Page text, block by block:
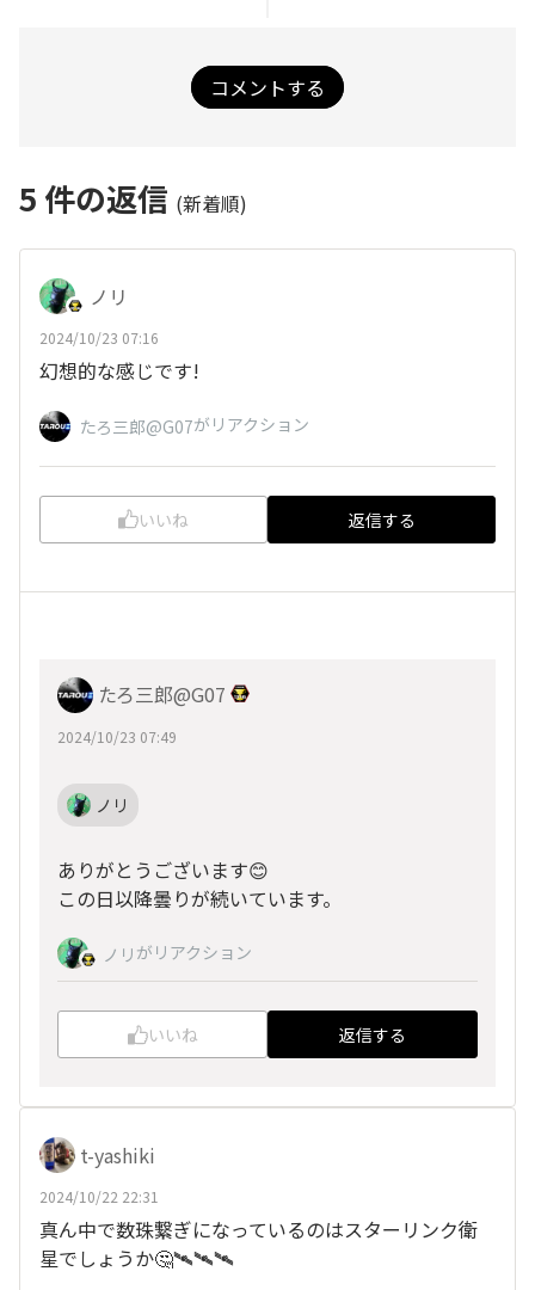
コメントする
5 件の返信 (新着順)
ノリ
2024/10/23 07:16
幻想的な感じです!
たろ三郎@G07がリアクション
いいね 返信する
たろ三郎@G07
2024/10/23 07:49
ノリ
ありがとうございます😊
この日以降曇りが続いています。
ノリ がリアクション
いいね 返信する
t-yashiki
2024/10/22 22:31
真ん中で数珠繋ぎになっているのはスターリンク衛
星でしょうか🤔🛰️🛰️🛰️